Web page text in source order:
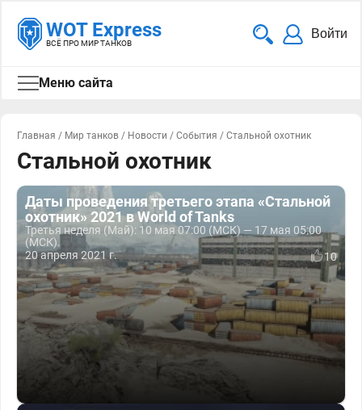
WOT Express
ВСЁ ПРО МИР ТАНКОВ
Войти
Меню сайта
Главная / Мир танков / Новости / События / Стальной охотник
Стальной охотник
Даты проведения третьего этапа «Стальной
охотник» 2021 в World of Tanks
Третья неделя (Май): 10 мая 07:00 (МСК) — 17 мая 05:00
(МСК).
20 апреля 2021 г.
10